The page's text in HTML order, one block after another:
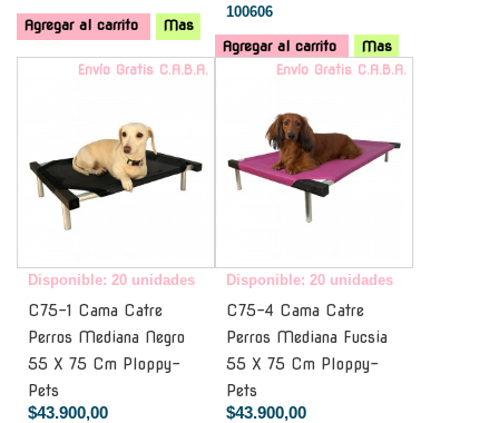
Agregar al carrito Mas
100606
Agregar al carrito
Mas
Envío Gratis C.A.B.A.
Disponible: 20 unidades
C75-1 Cama Catre
Perros Mediana Negro
55 X 75 Cm Ploppy-
Pets
$43.900,00
Envío Gratis C.A.B.A.
Disponible: 20 unidades
C75-4 Cama Catre
Perros Mediana Fucsia
55 X 75 Cm Ploppy-
Pets
$43.900,00